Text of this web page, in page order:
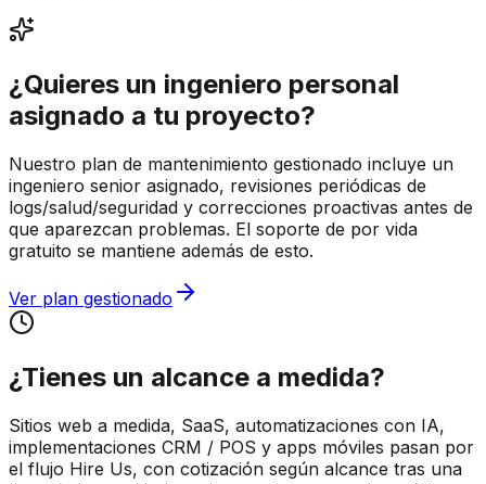
¿Quieres un ingeniero personal
asignado a tu proyecto?
Nuestro plan de mantenimiento gestionado incluye un
ingeniero senior asignado, revisiones periódicas de
logs/salud/seguridad y correcciones proactivas antes de
que aparezcan problemas. El soporte de por vida
gratuito se mantiene además de esto.
Ver plan gestionado
¿Tienes un alcance a medida?
Sitios web a medida, SaaS, automatizaciones con IA,
implementaciones CRM / POS y apps móviles pasan por
el flujo Hire Us, con cotización según alcance tras una